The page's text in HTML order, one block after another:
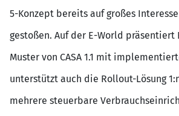
5-Konzept bereits auf großes
gestoßen. Auf der E-World präsentiert
Muster von CASA 1.1 mit
unterstützt auch die Rollout-Lösung
mehrere steuerbare